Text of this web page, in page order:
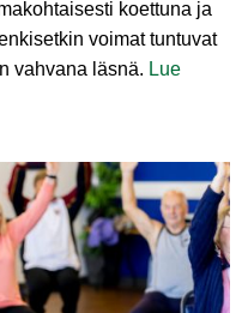
koettuna ja
voimat tuntuvat
vahvana läsnä. Lue